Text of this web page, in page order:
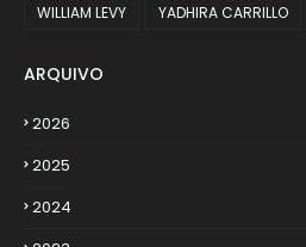
WILLIAM LEVY
YADHIRA CARRILLO
ARQUIVO
2026
2025
2024